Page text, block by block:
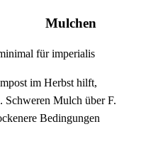
Mulchen
für imperialis
im Herbst hilft,
Schweren Mulch über F.
Bedingungen